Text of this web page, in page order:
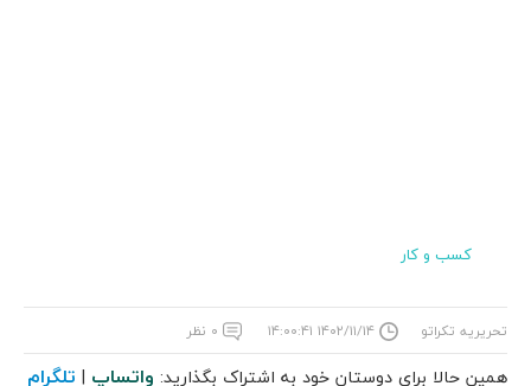
کسب و کار
تحریریه تکراتو ۱۴۰۲/۱۱/۱۴ ۱۴:۰۰:۴۱ ۰ نظر
همین حالا برای دوستان خود به اشتراک بگذارید: واتساپ | تلگرام